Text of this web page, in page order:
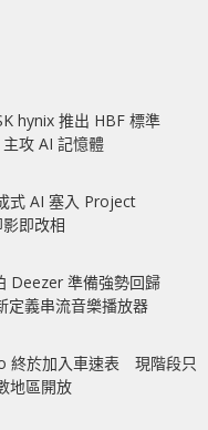
hynix 推出 HBF 標準
攻 AI 記憶體
式 AI 塞入 Project
即改相
Deezer 準備強勢回歸
義串流音樂播放器
終於加入車速表 現階段只
地區開放